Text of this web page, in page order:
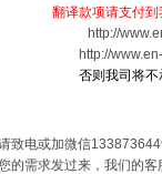
翻译款项请支付
http://
http://
否则我司将
致电或加微信
的需求发过来，我们的